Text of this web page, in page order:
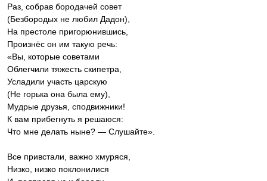
Раз, собрав бородачей совет
(Безбородых не любил Дадон),
На престоле пригорюнившись,
Произнёс он им такую речь:
«Вы, которые советами
Облегчили тяжесть скипетра,
Усладили участь царскую
(Не горька она была ему),
Мудрые друзья, сподвижники!
К вам прибегнуть я решаюся:
Что мне делать ныне? — Слушайте».
Все привстали, важно хмуряся,
Низко, низко поклонилися